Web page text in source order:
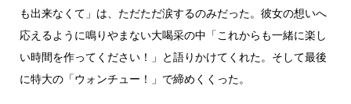
も出来なくて」は、ただただ涙するのみだった。彼女の想いへ
応えるように鳴りやまない大喝采の中「これからも一緒に楽し
い時間を作ってください！」と語りかけてくれた。そして最後
に特大の「ウォンチュー！」で締めくくった。